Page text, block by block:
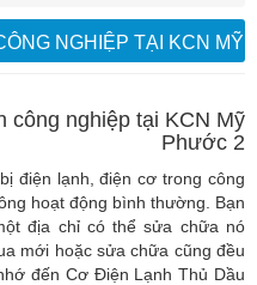
NGHIỆP TẠI KCN MỸ
công nghiệp tại KCN Mỹ
Phước 2
điện lạnh, điện cơ trong công
hoạt động bình thường. Bạn
địa chỉ có thể sửa chữa nó
mới hoặc sửa chữa cũng đều
đến Cơ Điện Lạnh Thủ Dầu